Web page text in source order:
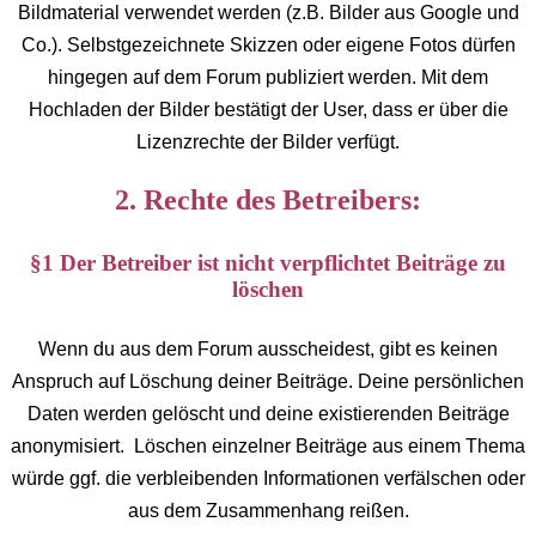
Bildmaterial verwendet werden (z.B. Bilder aus Google und
Co.). Selbstgezeichnete Skizzen oder eigene Fotos dürfen
hingegen auf dem Forum publiziert werden. Mit dem
Hochladen der Bilder bestätigt der User, dass er über die
Lizenzrechte der Bilder verfügt.
2. Rechte des Betreibers:
§1 Der Betreiber ist nicht verpflichtet Beiträge zu
löschen
Wenn du aus dem Forum ausscheidest, gibt es keinen
Anspruch auf Löschung deiner Beiträge. Deine persönlichen
Daten werden gelöscht und deine existierenden Beiträge
anonymisiert. Löschen einzelner Beiträge aus einem Thema
würde ggf. die verbleibenden Informationen verfälschen oder
aus dem Zusammenhang reißen.